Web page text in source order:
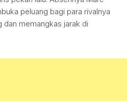
peluang bagi para rivalnya
dan memangkas jarak di